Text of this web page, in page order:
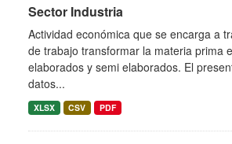
Sector Industria
Actividad económica que se encarga a
de trabajo transformar la materia prima
elaborados y semi elaborados. El
datos...
XLSX CSV PDF